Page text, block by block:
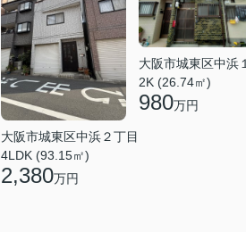
大阪市城東区中浜２丁目
4LDK (93.15㎡)
2,380万円
大阪市城東区中浜
2K (26.74㎡)
980万円